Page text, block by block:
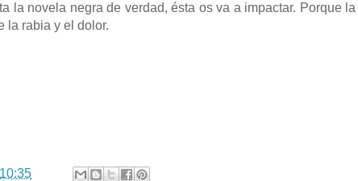
la novela negra de verdad, ésta os va a impactar. Porque
la rabia y el dolor.
10:35